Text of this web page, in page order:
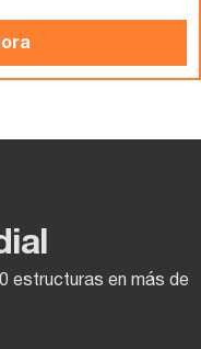
estructuras en más de